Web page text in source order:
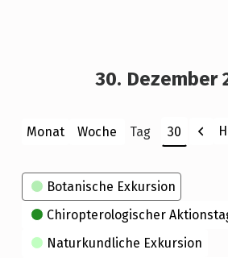
30. Dezember
Monat Woche Tag
Monat
Tag
Jahr
Kategorien
Botanische Exkursion
Chiropterologischer
Naturkundliche Exkursion